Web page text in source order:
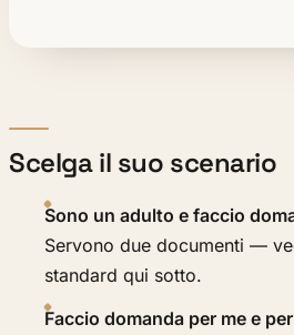
Scelga il suo scenario
Sono un adulto e faccio
Servono due documenti —
standard qui sotto.
Faccio domanda per me e